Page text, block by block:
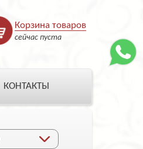
Корзина товаров
сейчас пуста
КОНТАКТЫ